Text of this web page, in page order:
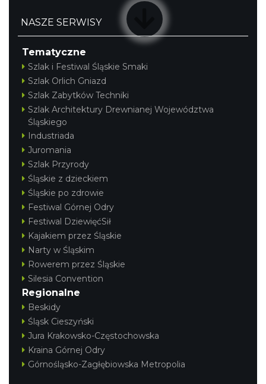
NASZE SERWISY
Tematyczne
Szlak i Festiwal Śląskie Smaki
Szlak Orlich Gniazd
Szlak Zabytków Techniki
Szlak Architektury Drewnianej Województwa
Śląskiego
Industriada
Juromania
Szlak Przyrody
Śląskie z dzieckiem
Śląskie po zdrowie
Festiwal Górnej Odry
Festiwal DziewięćSił
Kajakiem przez Śląskie
Narty w Śląskim
Rowerem przez Śląskie
Silesia Convention
Regionalne
Beskidy
Śląsk Cieszyński
Jura Krakowsko-Częstochowska
Kraina Górnej Odry
Górnośląsko-Zagłębiowska Metropolia